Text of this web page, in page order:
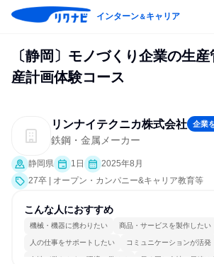
インターン＆キャリア
〔静岡〕モノづくり企業の生
産計画体験コース
リンナイテクニカ株式会社 企業
鉄鋼・金属メーカー
静岡県 1日
2025年8月
27卒 | オープン・カンパニー&キャリア教育等
こんな人におすすめ
機械・機器に携わりたい 商品・サービスを製作したい
人の仕事をサポートしたい コミュニケーションが活発
女性が働きやすい環境で働ける 長く同じ会社に居続け